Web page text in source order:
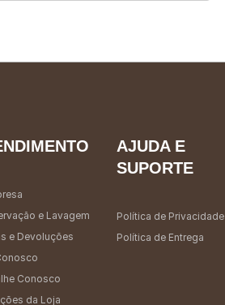
e Lavagem
e Devoluções
Conosco
da Loja
AJUDA E
SUPORTE
Política de Privacidade
Política de Entrega